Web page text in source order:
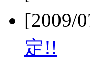
[2009/
定!!